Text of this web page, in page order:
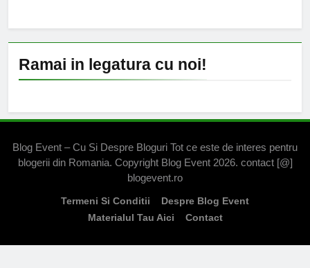
Ramai in legatura cu noi!
Blog Event – Cu Si Despre Bloguri Tot ce este de interes pentru
blogerii din Romania. Copyright Blog Event 2026. contact [@]
blogevent.ro
Termeni Si Conditii
Despre Blog Event
Materialul Tau Aici
Contact